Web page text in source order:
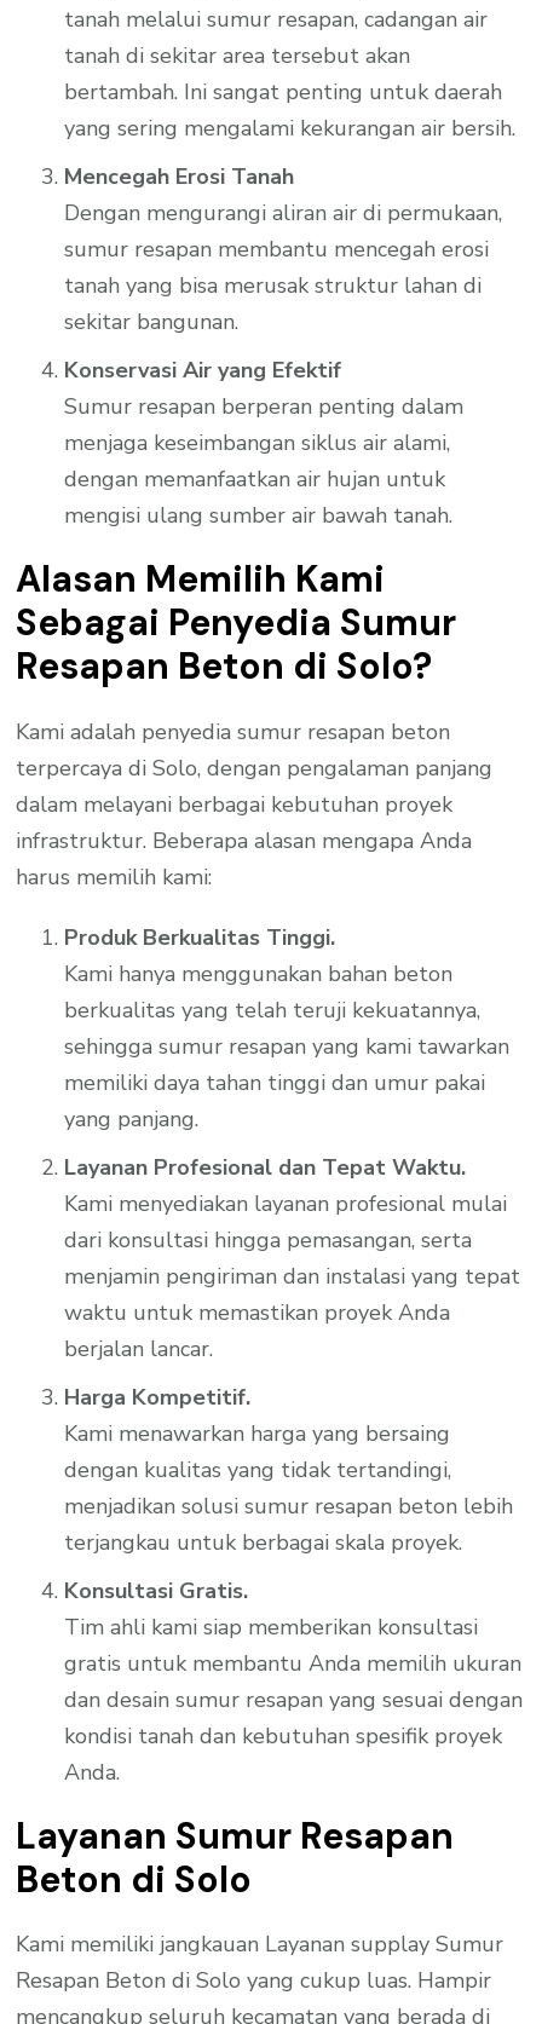
tanah melalui sumur resapan, cadangan air
tanah di sekitar area tersebut akan
bertambah. Ini sangat penting untuk daerah
yang sering mengalami kekurangan air bersih.
Mencegah Erosi Tanah
Dengan mengurangi aliran air di permukaan,
sumur resapan membantu mencegah erosi
tanah yang bisa merusak struktur lahan di
sekitar bangunan.
Konservasi Air yang Efektif
Sumur resapan berperan penting dalam
menjaga keseimbangan siklus air alami,
dengan memanfaatkan air hujan untuk
mengisi ulang sumber air bawah tanah.
Alasan Memilih Kami
Sebagai Penyedia Sumur
Resapan Beton di Solo?
Kami adalah penyedia sumur resapan beton
terpercaya di Solo, dengan pengalaman panjang
dalam melayani berbagai kebutuhan proyek
infrastruktur. Beberapa alasan mengapa Anda
harus memilih kami:
Produk Berkualitas Tinggi.
Kami hanya menggunakan bahan beton
berkualitas yang telah teruji kekuatannya,
sehingga sumur resapan yang kami tawarkan
memiliki daya tahan tinggi dan umur pakai
yang panjang.
Layanan Profesional dan Tepat Waktu.
Kami menyediakan layanan profesional mulai
dari konsultasi hingga pemasangan, serta
menjamin pengiriman dan instalasi yang tepat
waktu untuk memastikan proyek Anda
berjalan lancar.
Harga Kompetitif.
Kami menawarkan harga yang bersaing
dengan kualitas yang tidak tertandingi,
menjadikan solusi sumur resapan beton lebih
terjangkau untuk berbagai skala proyek.
Konsultasi Gratis.
Tim ahli kami siap memberikan konsultasi
gratis untuk membantu Anda memilih ukuran
dan desain sumur resapan yang sesuai dengan
kondisi tanah dan kebutuhan spesifik proyek
Anda.
Layanan Sumur Resapan
Beton di Solo
Kami memiliki jangkauan Layanan supplay Sumur
Resapan Beton di Solo yang cukup luas. Hampir
mencangkup seluruh kecamatan yang berada di